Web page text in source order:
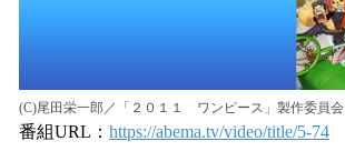
(C)尾田栄一郎／「２０１１ ワンピース」製作委員会
番組URL： https://abema.tv/video/title/5-74